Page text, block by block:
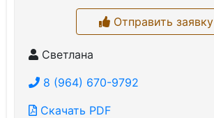
Отправить заявку
Светлана
8 (964) 670-9792
Скачать PDF